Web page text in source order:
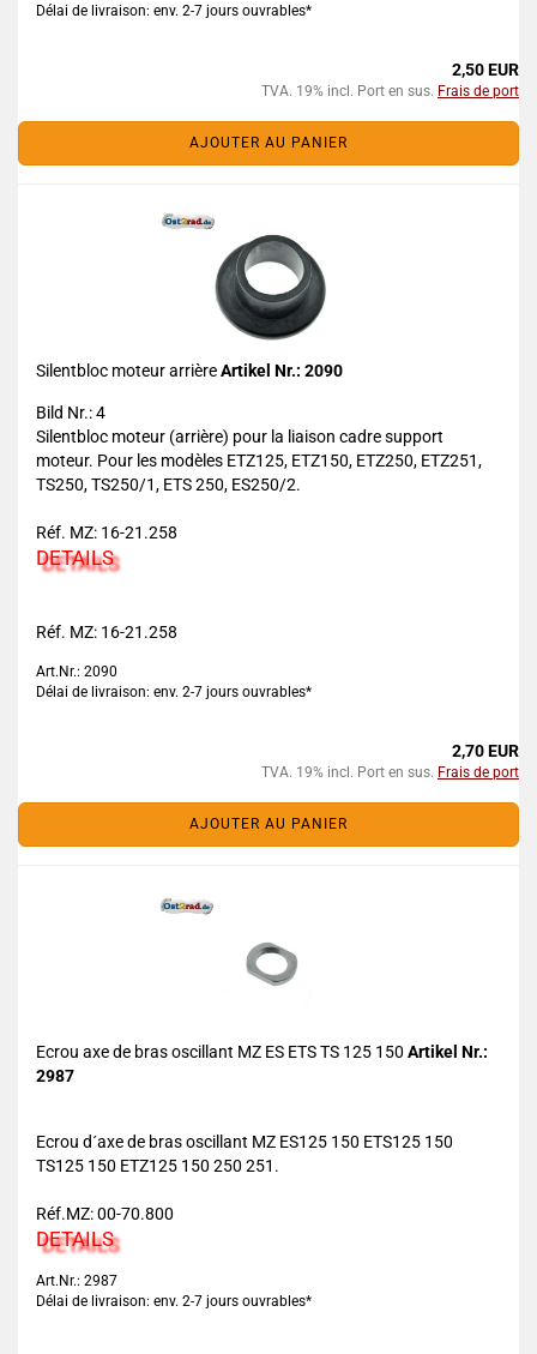
Délai de livraison: env. 2-7 jours ouvrables*
2,50 EUR
TVA. 19% incl. Port en sus. Frais de port
AJOUTER AU PANIER
Silentbloc moteur arrièreArtikel Nr.: 2090
Bild Nr.: 4
Silentbloc moteur (arrière) pour la liaison cadre support
moteur. Pour les modèles ETZ125, ETZ150, ETZ250, ETZ251,
TS250, TS250/1, ETS 250, ES250/2.
Réf. MZ: 16-21.258
DETAILS
Réf. MZ: 16-21.258
Art.Nr.: 2090
Délai de livraison: env. 2-7 jours ouvrables*
2,70 EUR
TVA. 19% incl. Port en sus. Frais de port
AJOUTER AU PANIER
Ecrou axe de bras oscillant MZ ES ETS TS 125 150 Artikel Nr.:
2987
Ecrou d´axe de bras oscillant MZ ES125 150 ETS125 150
TS125 150 ETZ125 150 250 251.
Réf.MZ: 00-70.800
DETAILS
Art.Nr.: 2987
Délai de livraison: env. 2-7 jours ouvrables*